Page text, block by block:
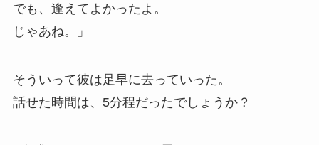
でも、逢えてよかったよ。
じゃあね。」
そういって彼は足早に去っていった。
話せた時間は、5分程だったでしょうか？